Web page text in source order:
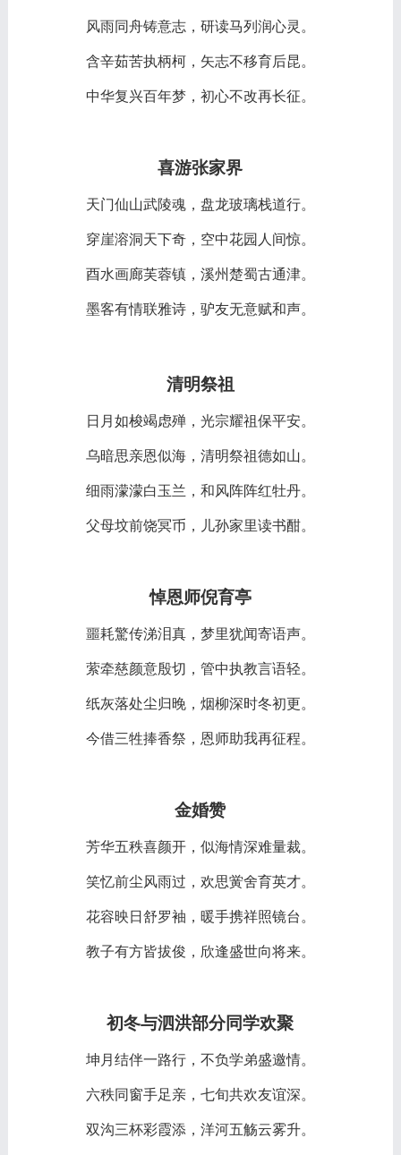
风雨同舟铸意志，研读马列润心灵。
含辛茹苦执柄柯，矢志不移育后昆。
中华复兴百年梦，初心不改再长征。
喜游张家界
天门仙山武陵魂，盘龙玻璃栈道行。
穿崖溶洞天下奇，空中花园人间惊。
酉水画廊芙蓉镇，溪州楚蜀古通津。
墨客有情联雅诗，驴友无意赋和声。
清明祭祖
日月如梭竭虑殚，光宗耀祖保平安。
乌暗思亲恩似海，清明祭祖德如山。
细雨濛濛白玉兰，和风阵阵红牡丹。
父母坟前饶冥币，儿孙家里读书酣。
悼恩师倪育亭
噩耗驚传涕泪真，梦里犹闻寄语声。
萦牵慈颜意殷切，管中执教言语轻。
纸灰落处尘归晚，烟柳深时冬初更。
今借三牲捧香祭，恩师助我再征程。
金婚赞
芳华五秩喜颜开，似海情深难量裁。
笑忆前尘风雨过，欢思黉舍育英才。
花容映日舒罗袖，暖手携祥照镜台。
教子有方皆拔俊，欣逢盛世向将来。
初冬与泗洪部分同学欢聚
坤月结伴一路行，不负学弟盛邀情。
六秩同窗手足亲，七旬共欢友谊深。
双沟三杯彩霞添，洋河五觞云雾升。